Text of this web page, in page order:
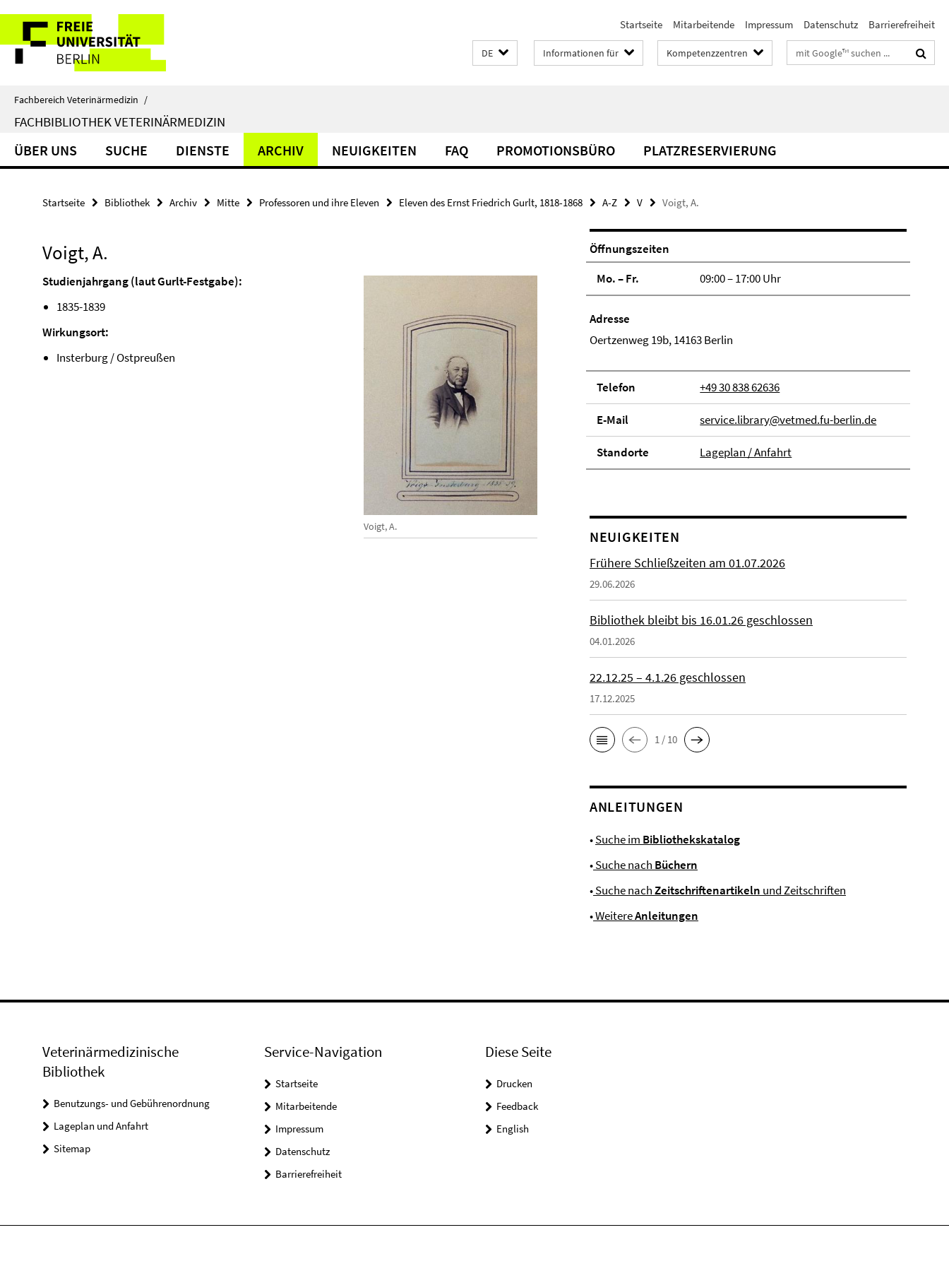
direkt
zu
Inhalt
Service-
Navigation
Startseite Mitarbeitende Impressum Datenschutz Barrierefreiheit
DE Informationen für Kompetenzzentren Suchbegriffe
Fachbereich Veterinärmedizin /
FACHBIBLIOTHEK VETERINÄRMEDIZIN
ÜBER UNS SUCHE DIENSTE ARCHIV NEUIGKEITEN FAQ PROMOTIONSBÜRO PLATZRESERVIERUNG
Startseite Bibliothek Archiv Mitte Professoren und ihre Eleven Eleven des Ernst Friedrich Gurlt, 1818-1868 A-Z V Voigt, A.
Voigt, A.
Voigt, A.
Studienjahrgang (laut Gurlt-Festgabe):
1835-1839
Wirkungsort:
Insterburg / Ostpreußen
Öffnungszeiten
Mo. – Fr.
09:00 – 17:00 Uhr
Adresse
Oertzenweg 19b, 14163 Berlin
Telefon +49 30 838 62636
E-Mail service.library@vetmed.fu-berlin.de
Stand­orte Lageplan / Anfahrt
NEUIGKEITEN
Frühere Schließzeiten am 01.07.2026
29.06.2026
Bibliothek bleibt bis 16.01.26 geschlossen
04.01.2026
22.12.25 – 4.1.26 geschlossen
17.12.2025
1 / 10
ANLEITUNGEN
•Suche im Bibliothekskatalog
•Suche nach Büchern
•Suche nachZeitschriftenartikeln und Zeitschriften
•WeitereAnleitungen
Veterinärmedizinische
Bibliothek
Benutzungs- und Gebührenordnung
Lageplan und Anfahrt
Sitemap
Service-Navigation
Startseite
Mitarbeitende
Impressum
Datenschutz
Barrierefreiheit
Diese Seite
Drucken
Feedback
English